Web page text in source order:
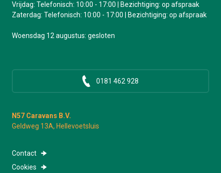
Vrijdag: Telefonisch: 10:00 - 17:00 | Bezichtiging: op afspraak
Zaterdag: Telefonisch: 10:00 - 17:00 | Bezichtiging: op afspraak
Woensdag 12 augustus: gesloten
0181 462 928
N57 Caravans B.V.
Geldweg 13A, Hellevoetsluis
Contact
Cookies